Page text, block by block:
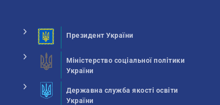
Президент України
Міністерство соціальної політики
України
Державна служба якості освіти
України